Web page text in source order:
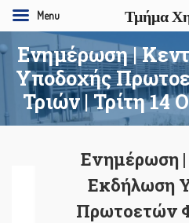
Ενημέρωση |
Υποδοχής
Τριών | Τρίτη 14
Ενημέρωση
Εκδήλωση
Πρωτοετών
Menu Τμήμα